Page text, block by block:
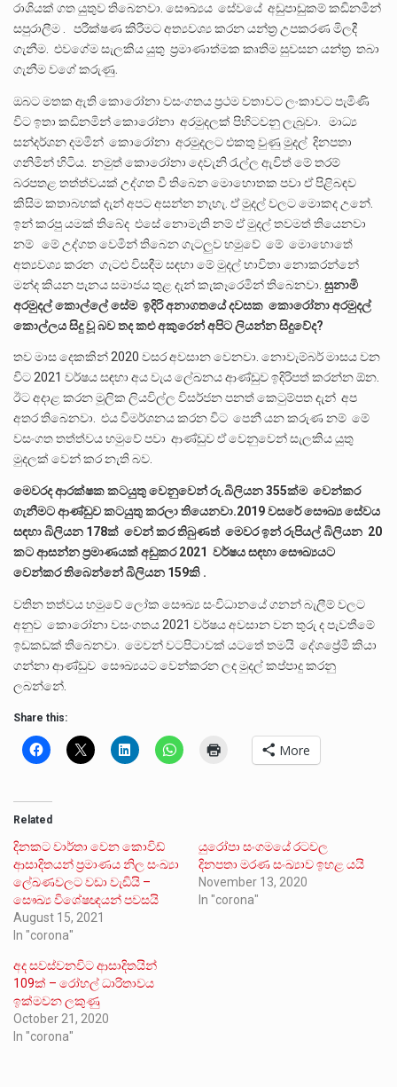
රාශියක් ගත යුතුව තිබෙනවා. සෞඛ්‍යය සේවයේ අඩුපාඩුකම් කඩිනමින්
සපුරාලීම . පරීක්ෂණ කිරීමට අත්‍යවශ්‍ය කරන යන්ත්‍ර උපකරණ මිලදී
ගැනීම. එවගේම සැලකිය යුතු ප්‍රමාණාත්මක කෘතිම සුවසන යන්ත්‍ර තබා
ගැනීම වගේ කරුණු.
ඔබට මතක ඇති කොරෝනා වසංගතය ප්‍රථම වතාවට ලංකාවට පැමිණි
විට ඉතා කඩිනමින් කොරෝනා අරමුදලක් පිහිටවනු ලැබුවා. මාධ්‍ය
සන්දර්ශන දමමින් කොරෝනා අරමුදලට එකතු වුණු මුදල් දිනපතා
ගනිමින් හිටිය. නමුත් කොරෝනා දෙවැනි රැල්ල ඇවිත් මේ තරම්
බරපතළ තත්ත්වයක් උද්ගත වී තිබෙන මොහොතක පවා ඒ පිළිබඳව
කිසිම කතාබහක් දැන් අපට අසන්න නැහැ. ඒ මුදල් වලට මොකද උනේ.
ඉන් කරපු යමක් තිබේද එසේ නොමැති නම් ඒ මුදල් තවමත් තියෙනවා
නම් මේ උද්ගත වෙමින් තිබෙන ගැටලුව හමුවේ මේ මොහොතේ
අත්‍යවශ්‍ය කරන ගැටළු විසඳීම සඳහා මේ මුදල් භාවිතා නොකරන්නේ
මන්ද කියන පැනය සමාජය තුළ දැන් කැකෑරෙමින් තිබෙනවා. සුනාමි
අරමුදල් කොල්ලේ සේම ඉදිරි අනාගතයේ දවසක කොරෝනා අරමුදල්
කොල්ලය සිදු වූ බව තද කළු අකුරෙන් අපිට ලියන්න සිදුවේද?
තව මාස දෙකකින් 2020 වසර අවසාන වෙනවා. නොවැම්බර් මාසය වන
විට 2021 වර්ෂය සඳහා අය වැය ලේඛනය ආණ්ඩුව ඉදිරිපත් කරන්න ඕන.
ඊට අදාළ කරන මූලික ලියවිල්ල විසර්ජන පනත් කෙටුම්පත දැන් අප
අතර තිබෙනවා. එය විමර්ශනය කරන විට පෙනී යන කරුණ නම් මේ
වසංගත තත්ත්වය හමුවේ පවා ආණ්ඩුව ඒ වෙනුවෙන් සැලකිය යුතු
මුදලක් වෙන් කර නැති බව.
මෙවරද ආරක්ෂක කටයුතු වෙනුවෙන් රු.බිලියන 355ක්ම වෙන්කර
ගැනීමට ආණ්ඩුව කටයුතු කරලා තියෙනවා.2019 වසරේ සෞඛ්‍ය සේවය
සඳහා බිලියන 178ක් වෙන් කර තිබුණත් මෙවර ඉන් රුපියල් බිලියන 20
කට ආසන්න ප්‍රමාණයක් අඩුකර 2021 වර්ෂය සඳහා සෞඛ්‍යයට
වෙන්කර තිබෙන්නේ බිලියන 159කි .
වතින තත්වය හමුවේ ලෝක සෞඛ්‍ය සංවිධානයේ ගනන් බැලීම් වලට
අනුව කොරෝනා වසංගතය 2021 වර්ෂය අවසාන වන තුරු ද පැවතීමේ
ඉඩකඩක් තිබෙනවා. මෙවන් වටපිටාවක් යටතේ තමයි දේශප්‍රේමී කියා
ගන්නා ආණ්ඩුව සෞඛ්‍යයට වෙන්කරන ලද මුදල් කප්පාදු කරනු
ලබන්නේ.
Share this:
More
Related
දිනකට වාර්තා වෙන කොවිඩ්
ආසාදිතයන් ප්‍රමාණය නිල සංඛ්‍යා
ලේඛණවලට වඩා වැඩියි –
සෞඛ්‍ය විශේෂඥයන් පවසයි
August 15, 2021
In "corona"
යුරෝපා සංගමයේ රටවල
දිනපතා මරණ සංඛ්‍යාව ඉහළ යයි
November 13, 2020
In "corona"
අද සවස්වනවිට ආසාදිතයින්
109ක් – රෝහල් ධාරිතාවය
ඉක්මවන ලකුණු
October 21, 2020
In "corona"